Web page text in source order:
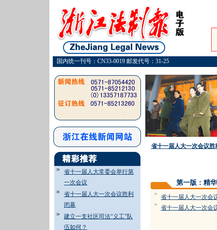
国内统一刊号：CN33-0019 邮发代号：31-25
省十一届人大常委会举行第
一次会议
省十一届人大一次会议胜利
闭幕
建立一支社区司法“义工”队
伍如何？
省十一届人大一次会议胜
第一版：精
= 省十一届人大一次会
= 省十一届人大一次会